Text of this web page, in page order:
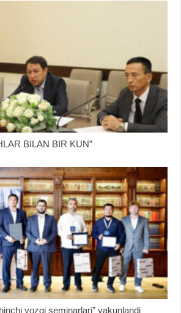
BILAN BIR KUN”
yozgi seminarlari” yakunlandi